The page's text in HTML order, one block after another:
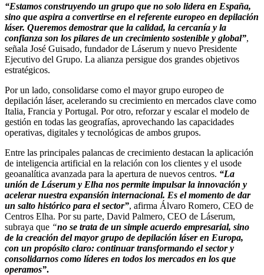
“Estamos construyendo un grupo que no solo lidera en España,
sino que aspira a convertirse en el referente europeo en depilación
láser. Queremos demostrar que la calidad, la cercanía y la
confianza son los pilares de un crecimiento sostenible y global”,
señala José Guisado, fundador de Láserum y nuevo Presidente
Ejecutivo del Grupo. La alianza persigue dos grandes objetivos
estratégicos.
Por un lado, consolidarse como el mayor grupo europeo de
depilación láser, acelerando su crecimiento en mercados clave como
Italia, Francia y Portugal. Por otro, reforzar y escalar el modelo de
gestión en todas las geografías, aprovechando las capacidades
operativas, digitales y tecnológicas de ambos grupos.
Entre las principales palancas de crecimiento destacan la aplicación
de inteligencia artificial en la relación con los clientes y el usode
geoanalítica avanzada para la apertura de nuevos centros. “La
unión de Láserum y Elha nos permite impulsar la innovación y
acelerar nuestra expansión internacional. Es el momento de dar
un salto histórico para el sector”, afirma Álvaro Romero, CEO de
Centros Elha. Por su parte, David Palmero, CEO de Láserum,
subraya que “no se trata de un simple acuerdo empresarial, sino
de la creación del mayor grupo de depilación láser en Europa,
con un propósito claro: continuar transformando el sector y
consolidarnos como líderes en todos los mercados en los que
operamos”.